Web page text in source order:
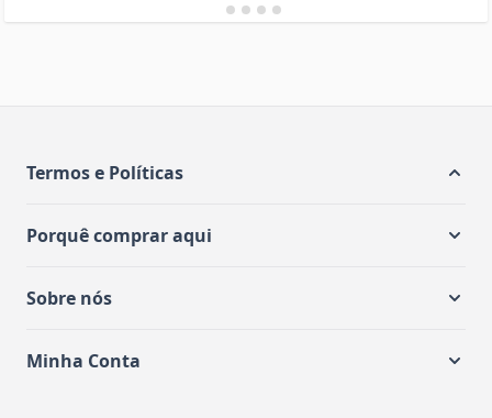
Termos e Políticas
Porquê comprar aqui
Sobre nós
Minha Conta